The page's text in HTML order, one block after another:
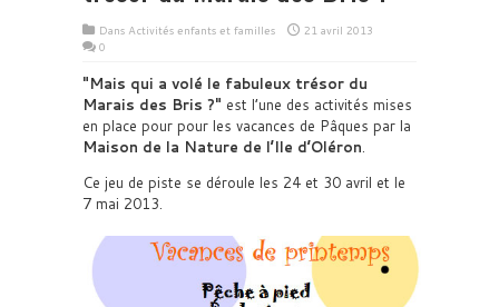
Dans Activités enfants et familles
21 avril 2013
0
Mais qui a volé le fabuleux trésor du
Marais des Bris ?
est l’une des activités mises
en place pour pour les vacances de Pâques par la
Maison de la Nature de l’Ile d’Oléron.
Ce jeu de piste se déroule les 24 et 30 avril et le
7 mai 2013.